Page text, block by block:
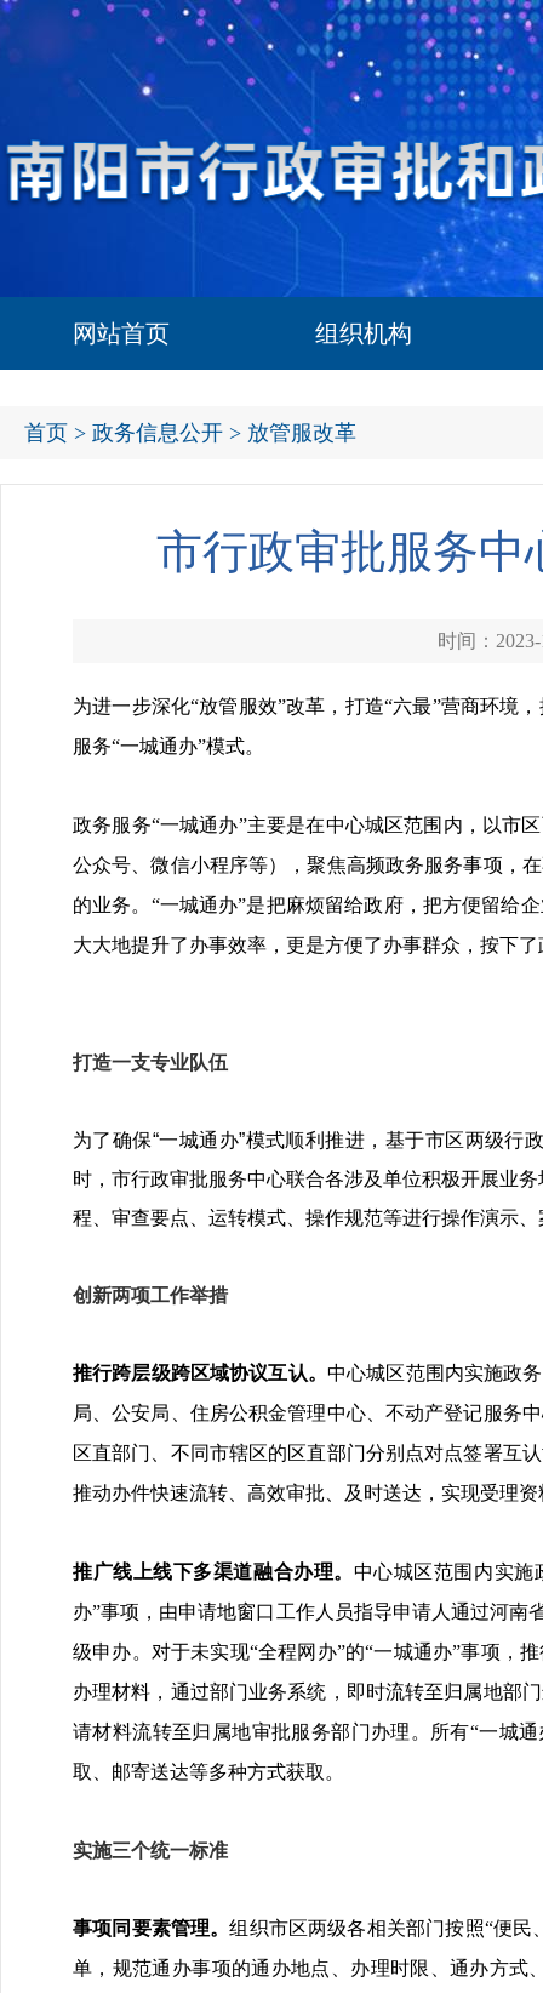
网站首页 组织机构
首页 > 政务信息公开 > 放管服改革
市行政审批服务中
时间：
为进一步深化“放管服效”改革，打造“六最”营商环境
服务“一城通办”模式。
政务服务“一城通办”主要是在中心城区范围内，以市
公众号、微信小程序等），聚焦高频政务服务事项，
的业务。“一城通办”是把麻烦留给政府，把方便留给
大大地提升了办事效率，更是方便了办事群众，按下
打造一支专业队伍
为了确保“一城通办”模式顺利推进，基于市区两级行
时，市行政审批服务中心联合各涉及单位积极开展业务
程、审查要点、运转模式、操作规范等进行操作演示
创新两项工作举措
推行跨层级跨区域协议互认。 中心城区范围内实施政
局、公安局、住房公积金管理中心、不动产登记服务
区直部门、不同市辖区的区直部门分别点对点签署互
推动办件快速流转、高效审批、及时送达，实现受理
推广线上线下多渠道融合办理。 中心城区范围内实施
办”事项，由申请地窗口工作人员指导申请人通过河
级申办。对于未实现“全程网办”的“一城通办”事项，
办理材料，通过部门业务系统，即时流转至归属地部
请材料流转至归属地审批服务部门办理。所有“一城
取、邮寄送达等多种方式获取。
实施三个统一标准
事项同要素管理。组织市区两级各相关部门按照“便民
单，规范通办事项的通办地点、办理时限、通办方